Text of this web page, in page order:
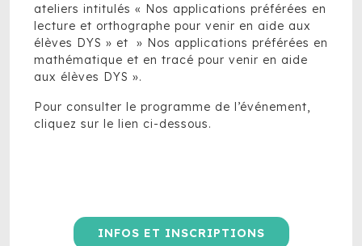
ateliers intitulés « Nos applications préférées en
lecture et orthographe pour venir en aide aux
élèves DYS » et » Nos applications préférées en
mathématique et en tracé pour venir en aide
aux élèves DYS ».
Pour consulter le programme de l’événement,
cliquez sur le lien ci-dessous.
INFOS ET INSCRIPTIONS